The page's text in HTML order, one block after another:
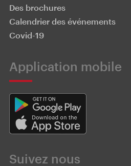
Des brochures
Calendrier des événements
Covid-19
Application mobile
Suivez nous